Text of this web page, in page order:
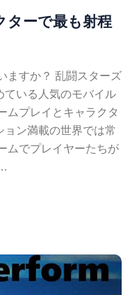
ターで最も射程
ますか？ 乱闘スターズ
ている人気のモバイル
ムプレイとキャラクタ
ン満載の世界では常
ムでプレイヤーたちが